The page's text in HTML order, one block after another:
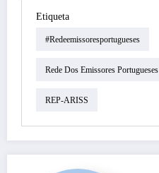
Etiqueta
#redeemissoresportugueses
Rede Dos Emissores Portugueses
REP-ARISS